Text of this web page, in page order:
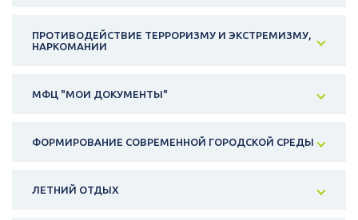
ПРОТИВОДЕЙСТВИЕ ТЕРРОРИЗМУ И ЭКСТРЕМИЗМУ,
НАРКОМАНИИ
МФЦ "МОИ ДОКУМЕНТЫ"
ФОРМИРОВАНИЕ СОВРЕМЕННОЙ ГОРОДСКОЙ СРЕДЫ
ЛЕТНИЙ ОТДЫХ